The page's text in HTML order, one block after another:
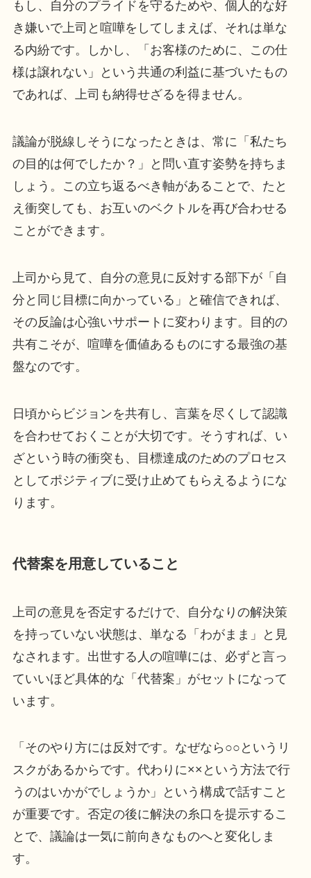
もし、自分のプライドを守るためや、個人的な好
き嫌いで上司と喧嘩をしてしまえば、それは単な
る内紛です。しかし、「お客様のために、この仕
様は譲れない」という共通の利益に基づいたもの
であれば、上司も納得せざるを得ません。
議論が脱線しそうになったときは、常に「私たち
の目的は何でしたか？」と問い直す姿勢を持ちま
しょう。この立ち返るべき軸があることで、たと
え衝突しても、お互いのベクトルを再び合わせる
ことができます。
上司から見て、自分の意見に反対する部下が「自
分と同じ目標に向かっている」と確信できれば、
その反論は心強いサポートに変わります。目的の
共有こそが、喧嘩を価値あるものにする最強の基
盤なのです。
日頃からビジョンを共有し、言葉を尽くして認識
を合わせておくことが大切です。そうすれば、い
ざという時の衝突も、目標達成のためのプロセス
としてポジティブに受け止めてもらえるようにな
ります。
代替案を用意していること
上司の意見を否定するだけで、自分なりの解決策
を持っていない状態は、単なる「わがまま」と見
なされます。出世する人の喧嘩には、必ずと言っ
ていいほど具体的な「代替案」がセットになって
います。
「そのやり方には反対です。なぜなら○○というリ
スクがあるからです。代わりに××という方法で行
うのはいかがでしょうか」という構成で話すこと
が重要です。否定の後に解決の糸口を提示するこ
とで、議論は一気に前向きなものへと変化しま
す。